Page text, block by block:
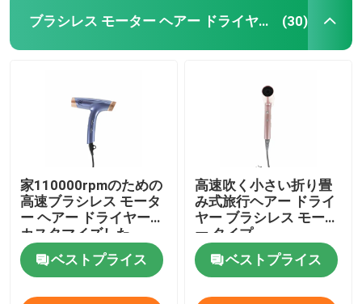
ブラシレス モーター ヘアー ドライヤー (30)
家110000rpmのための
高速ブラシレス モータ
ー ヘアー ドライヤーは
カスタマイズした
ベストプライス
高速吹く小さい折り畳
み式旅行ヘアー ドライ
ヤー ブラシレス モータ
ー タイプ
ベストプライス